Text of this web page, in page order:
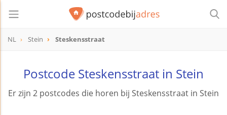
NL Stein Steskensstraat
Postcode Steskensstraat in Stein
Er zijn 2 postcodes die horen bij Steskensstraat in Stein